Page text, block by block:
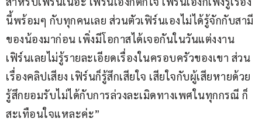
นี้พร้อมๆ กับทุกคนเลย ส่วนตัวเฟิร์นเองไม่ได้รู้จักกับสามี
ของน้องมาก่อน เพิ่งมีโอกาสได้เจอกันในวันแต่งงาน
เฟิร์นเลยไม่รู้รายละเอียดเรื่องในครอบครัวของเขา ส่วน
เรื่องคลิปเสียง เฟิร์นก็รู้สึกเสียใจ เสียใจกับผู้เสียหายด้วย
รู้สึกยอมรับไม่ได้กับการล่วงละเมิดทางเพศในทุกกรณี ก็
สะเทือนใจแหละค่ะ”